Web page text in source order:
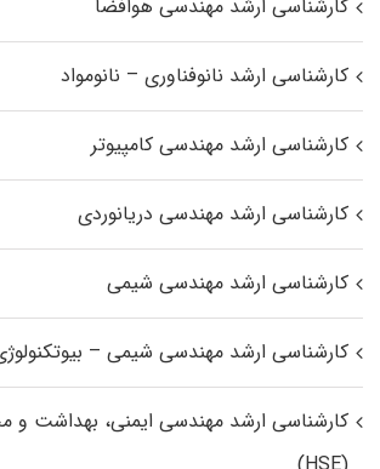
کارشناسی ارشد مهندسی هوافضا
کارشناسی ارشد نانوفناوری – نانومواد
کارشناسی ارشد مهندسی کامپیوتر
کارشناسی ارشد مهندسی دریانوردی
کارشناسی ارشد مهندسی شیمی
کارشناسی ارشد مهندسی شیمی –
کارشناسی ارشد مهندسی ایمنی، بهداشت